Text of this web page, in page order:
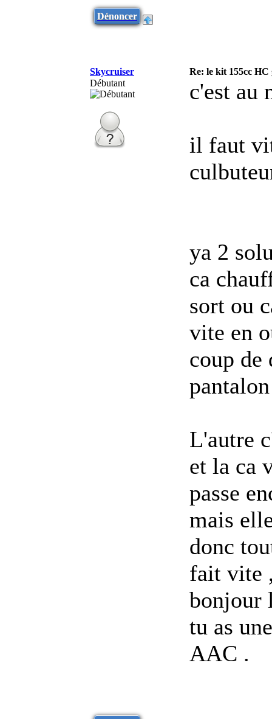
Dénoncer
Skycruiser
Re: le kit 155cc HC
Débutant
c'est au
il faut
ya 2
ca
sort ou
vite en
coup de
L'autre
et la ca
passe
mais
donc
fait vite
bonjour
tu as
AAC .